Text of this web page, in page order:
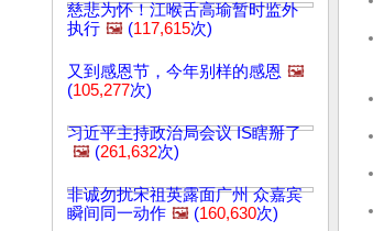
慈悲为怀！江喉舌高瑜暂时监外
执行 🖼️ (117,615次)
又到感恩节，今年别样的感恩 🖼️
(105,277次)
习近平主持政治局会议 IS瞎掰了
🖼️ (261,632次)
非诚勿扰宋祖英露面广州 众嘉宾
瞬间同一动作 🖼️ (160,630次)